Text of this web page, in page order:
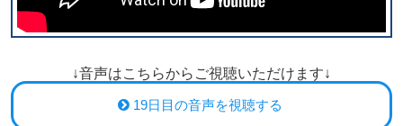
↓音声はこちらからご視聴いただけます↓
19日目の音声を視聴する